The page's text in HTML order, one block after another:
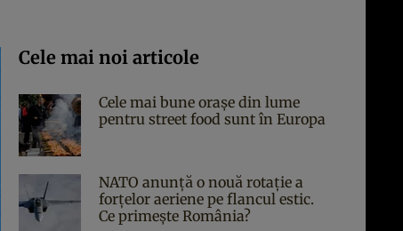
Cele mai noi articole
Cele mai bune orașe din lume
pentru street food sunt în Europa
NATO anunță o nouă rotație a
forțelor aeriene pe flancul estic.
Ce primește România?